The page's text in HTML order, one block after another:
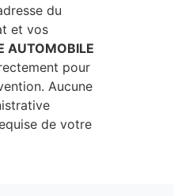
du
et vos
AUTOMOBILE
pour
Aucune
de votre